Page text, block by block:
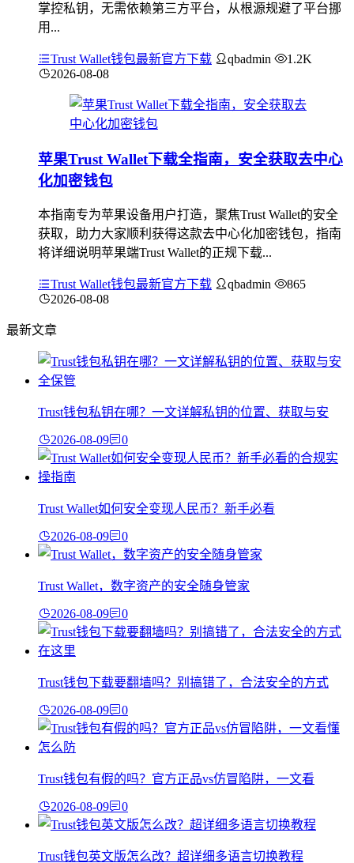
掌控私钥，无需依赖第三方平台，从根源规避了平台挪
用...
Trust Wallet钱包最新官方下载 qbadmin
1.2K
2026-08-08
苹果Trust Wallet下载全指南，安全获取去中心
化加密钱包
本指南专为苹果设备用户打造，聚焦Trust Wallet的安全
获取，助力大家顺利获得这款去中心化加密钱包，指南
将详细说明苹果端Trust Wallet的正规下载...
Trust Wallet钱包最新官方下载 qbadmin
865
2026-08-08
最新文章
Trust钱包私钥在哪？一文详解私钥的位置、获取与安
2026-08-09 0
Trust Wallet如何安全变现人民币？新手必看
2026-08-09 0
Trust Wallet，数字资产的安全随身管家
2026-08-09 0
Trust钱包下载要翻墙吗？别搞错了，合法安全的方式
2026-08-09 0
Trust钱包有假的吗？官方正品vs仿冒陷阱，一文看
2026-08-09 0
Trust钱包英文版怎么改？超详细多语言切换教程